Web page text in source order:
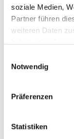
soziale Medien,
Partner führen
weiteren Daten
Notwendig
Präferenzen
Statistiken
Pferdesport
individuelle
nicht nur
auch von
Stiftung setzt
sportlichen und
Foto: Anton